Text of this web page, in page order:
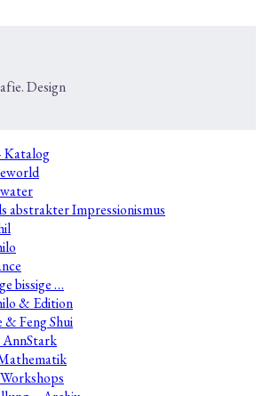
Design
Katalog
abstrakter Impressionismus
bissige …
& Edition
& Feng Shui
AnnStark